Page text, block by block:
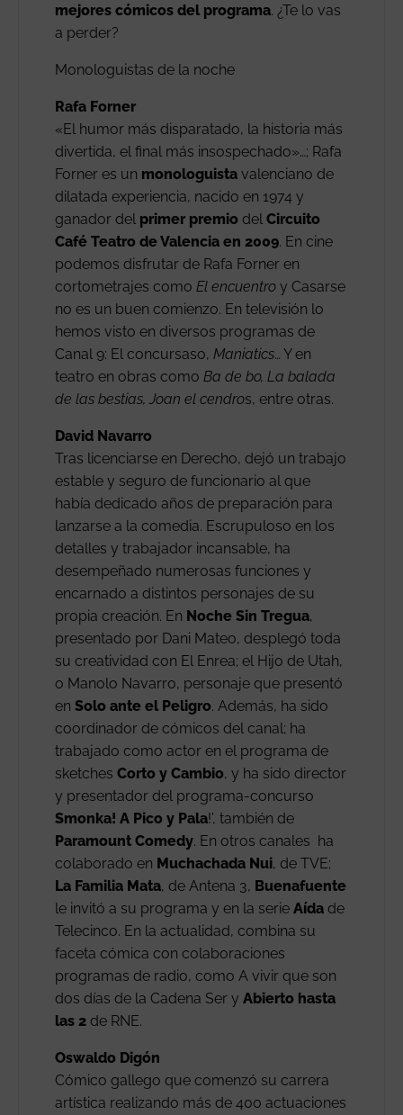
mejores cómicos del programa. ¿Te lo vas
a perder?
Monologuistas de la noche
Rafa Forner
«El humor más disparatado, la historia más
divertida, el final más insospechado»…; Rafa
Forner es un monologuista valenciano de
dilatada experiencia, nacido en 1974 y
ganador del primer premio del Circuito
Café Teatro de Valencia en 2009. En cine
podemos disfrutar de Rafa Forner en
cortometrajes como El encuentro y Casarse
no es un buen comienzo. En televisión lo
hemos visto en diversos programas de
Canal 9: El concursaso, Maniatics… Y en
teatro en obras como Ba de bo, La balada
de las bestias, Joan el cendros, entre otras.
David Navarro
Tras licenciarse en Derecho, dejó un trabajo
estable y seguro de funcionario al que
había dedicado años de preparación para
lanzarse a la comedia. Escrupuloso en los
detalles y trabajador incansable, ha
desempeñado numerosas funciones y
encarnado a distintos personajes de su
propia creación. En Noche Sin Tregua,
presentado por Dani Mateo, desplegó toda
su creatividad con El Enrea; el Hijo de Utah,
o Manolo Navarro, personaje que presentó
en Solo ante el Peligro. Además, ha sido
coordinador de cómicos del canal; ha
trabajado como actor en el programa de
sketches Corto y Cambio, y ha sido director
y presentador del programa-concurso
Smonka! A Pico y Pala!’, también de
Paramount Comedy. En otros canales ha
colaborado en Muchachada Nui, de TVE;
La Familia Mata, de Antena 3, Buenafuente
le invitó a su programa y en la serie Aída de
Telecinco. En la actualidad, combina su
faceta cómica con colaboraciones
programas de radio, como A vivir que son
dos días de la Cadena Ser y Abierto hasta
las 2 de RNE.
Oswaldo Digón
Cómico gallego que comenzó su carrera
artística realizando más de 400 actuaciones